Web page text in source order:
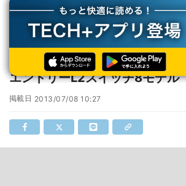
TECH+ 企業IT
ITインフラ
日本HP、キャンパス向けアクセススイッチのエントリ
日本HP、キャンパス向けアク
エントリーL2スイッチ8モデル
掲載日 2013/07/08 10:27